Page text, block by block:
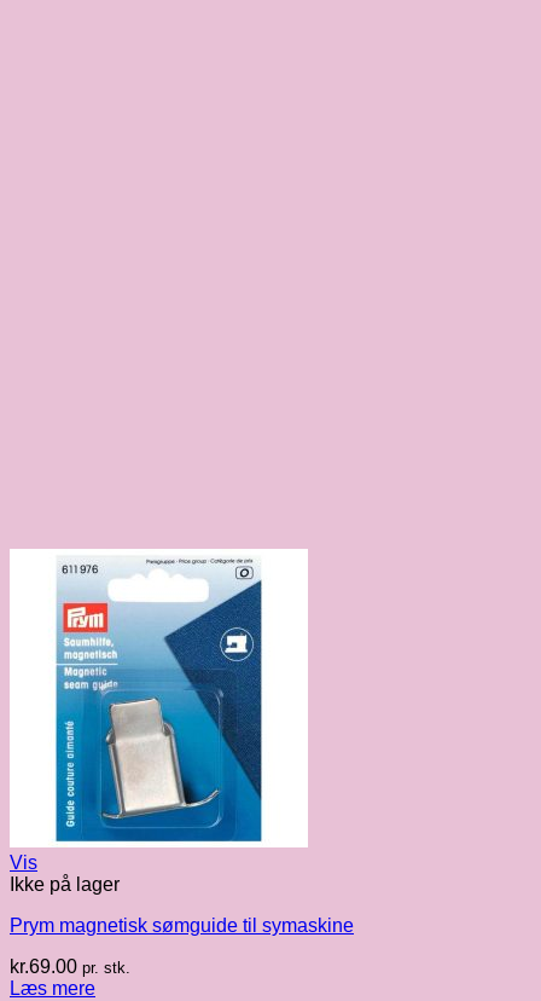
Vis
Ikke på lager
Prym magnetisk sømguide til symaskine
kr.69.00 pr. stk.
Læs mere